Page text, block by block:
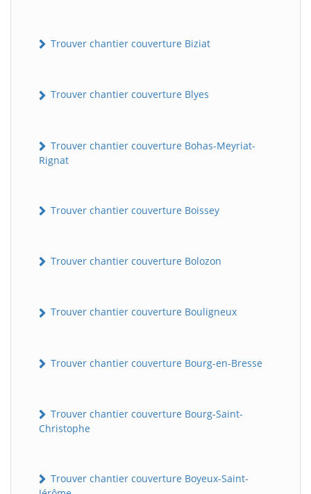
Trouver chantier couverture Biziat
Trouver chantier couverture Blyes
Trouver chantier couverture Bohas-Meyriat-
Rignat
Trouver chantier couverture Boissey
Trouver chantier couverture Bolozon
Trouver chantier couverture Bouligneux
Trouver chantier couverture Bourg-en-Bresse
Trouver chantier couverture Bourg-Saint-
Christophe
Trouver chantier couverture Boyeux-Saint-